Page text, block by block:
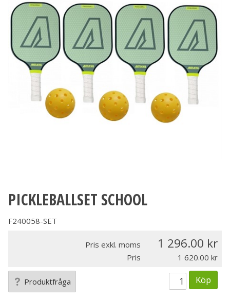
PICKLEBALLSET SCHOOL
F240058-SET
Pris exkl. moms 1 296.00
Pris 1 620.00
Produktfråga Köp